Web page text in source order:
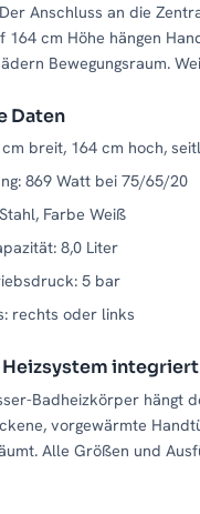
Anschluss an die
164 cm Höhe hängen
Bewegungsraum.
Daten
breit, 164 cm hoch,
869 Watt bei 75/65/20
Farbe Weiß
8,0 Liter
5 bar
rechts oder links
Heizsystem integriert
Badheizkörper hängt
vorgewärmte
Alle Größen und